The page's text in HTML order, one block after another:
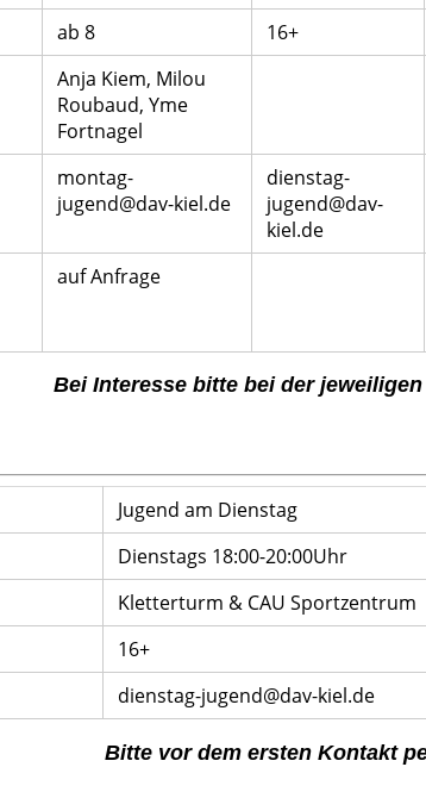
ab 8 16+
Anja Kiem, Milou
Roubaud, Yme
Fortnagel
montag-
jugend@dav-kiel.de
dienstag-
jugend@dav-
kiel.de
auf Anfrage
Bei Interesse bitte bei der
Jugend am Dienstag
Dienstags 18:00-20:00Uhr
Kletterturm & CAU Sportzentrum
16+
dienstag-jugend@dav-kiel.de
Bitte vor dem ersten Kontakt